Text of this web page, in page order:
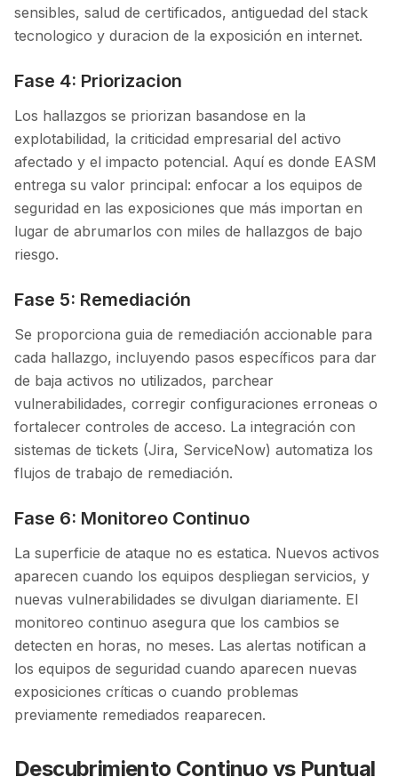
sensibles, salud de certificados, antiguedad del stack
tecnologico y duracion de la exposición en internet.
Fase 4: Priorizacion
Los hallazgos se priorizan basandose en la
explotabilidad, la criticidad empresarial del activo
afectado y el impacto potencial. Aquí es donde EASM
entrega su valor principal: enfocar a los equipos de
seguridad en las exposiciones que más importan en
lugar de abrumarlos con miles de hallazgos de bajo
riesgo.
Fase 5: Remediación
Se proporciona guia de remediación accionable para
cada hallazgo, incluyendo pasos específicos para dar
de baja activos no utilizados, parchear
vulnerabilidades, corregir configuraciones erroneas o
fortalecer controles de acceso. La integración con
sistemas de tickets (Jira, ServiceNow) automatiza los
flujos de trabajo de remediación.
Fase 6: Monitoreo Continuo
La superficie de ataque no es estatica. Nuevos activos
aparecen cuando los equipos despliegan servicios, y
nuevas vulnerabilidades se divulgan diariamente. El
monitoreo continuo asegura que los cambios se
detecten en horas, no meses. Las alertas notifican a
los equipos de seguridad cuando aparecen nuevas
exposiciones críticas o cuando problemas
previamente remediados reaparecen.
Descubrimiento Continuo vs Puntual